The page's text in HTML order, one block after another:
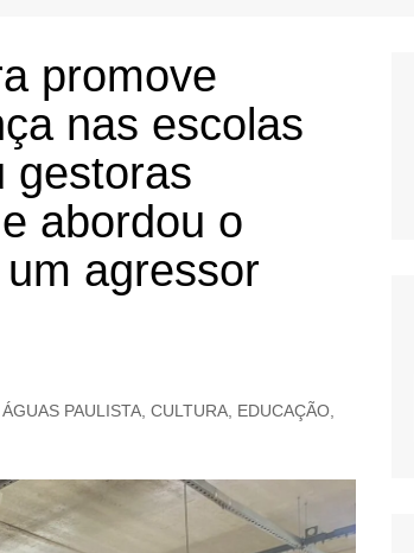
promove
nas escolas
gestoras
abordou o
agressor
PAULISTA CULTURA EDUCAÇÃO